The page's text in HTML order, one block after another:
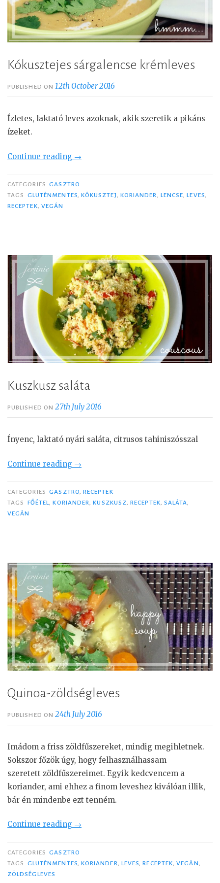
Kókusztejes sárgalencse krémleves
PUBLISHED ON12th October 2016
Ízletes, laktató leves azoknak, akik szeretik a pikáns
ízeket.
Continue reading “
ó
k
e
j
e
s
s
á
r
g
l
n
s
é
m
s
”
→
CATEGORIES GASZTRO
TAGS
GLUTÉNMENTES, KÓKUSZTEJ, KORIANDER, LENCSE,LEVES,
RECEPTEK, VEGÁN
Kuszkusz saláta
PUBLISHED ON27th July 2016
Ínyenc, laktató nyári saláta, citrusos tahiniszósszal
Continue reading “
u
s
z
s
a
l
á
t
a
”
→
CATEGORIES GASZTRO, RECEPTEK
TAGS
FŐÉTEL,KORIANDER,KUSZKUSZ,RECEPTEK, SALÁTA,
VEGÁN
Quinoa-zöldségleves
PUBLISHED ON24th July 2016
Imádom a friss zöldfűszereket, mindig megihletnek.
Sokszor főzök úgy, hogy felhasználhassam
szeretett zöldfűszereimet. Egyik kedcvencem a
koriander, ami ehhez a finom leveshez kiválóan illik,
bár én mindenbe ezt tenném.
Continue reading “
u
i
→
CATEGORIES GASZTRO
TAGS
GLUTÉNMENTES, KORIANDER, LEVES,RECEPTEK,VEGÁN,
ZÖLDSÉGLEVES